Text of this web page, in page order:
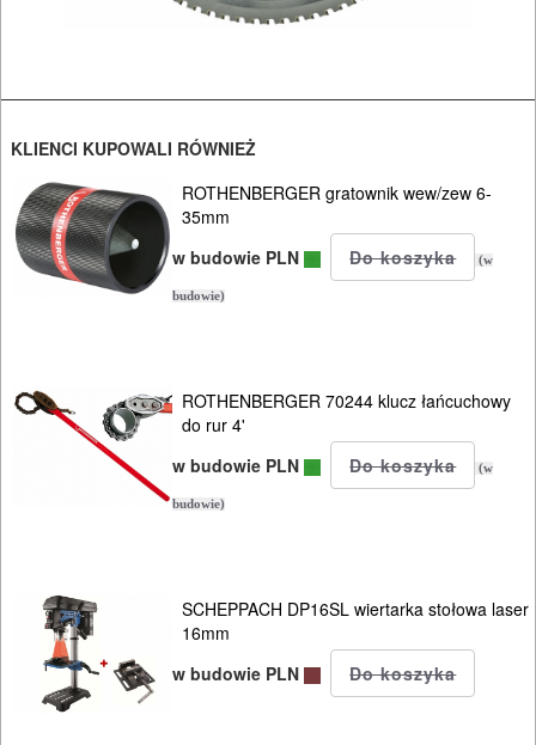
INSTALACYJNE,
PALNIKI
PNEUMATYCZNE
AKCESORIA
KOMPRESORY
URZĄDZENIA
ROZRUCHOWE
PROSTOWNIKI
AGREGATY
PRĄDOWE
ODZIEŻ
KLIENCI KUPOWALI RÓWNIEŻ
ROTHENBERGER gratownik wew/zew 6-
35mm
w budowie PLN
(w
budowie)
ROTHENBERGER 70244 klucz łańcuchowy
do rur 4'
w budowie PLN
(w
budowie)
SCHEPPACH DP16SL wiertarka stołowa laser
16mm
w budowie PLN